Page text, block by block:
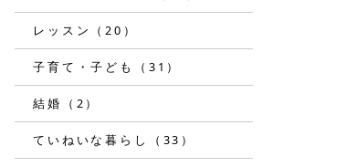
レッスン（20）
子育て・子ども（31）
結婚（2）
ていねいな暮らし（33）